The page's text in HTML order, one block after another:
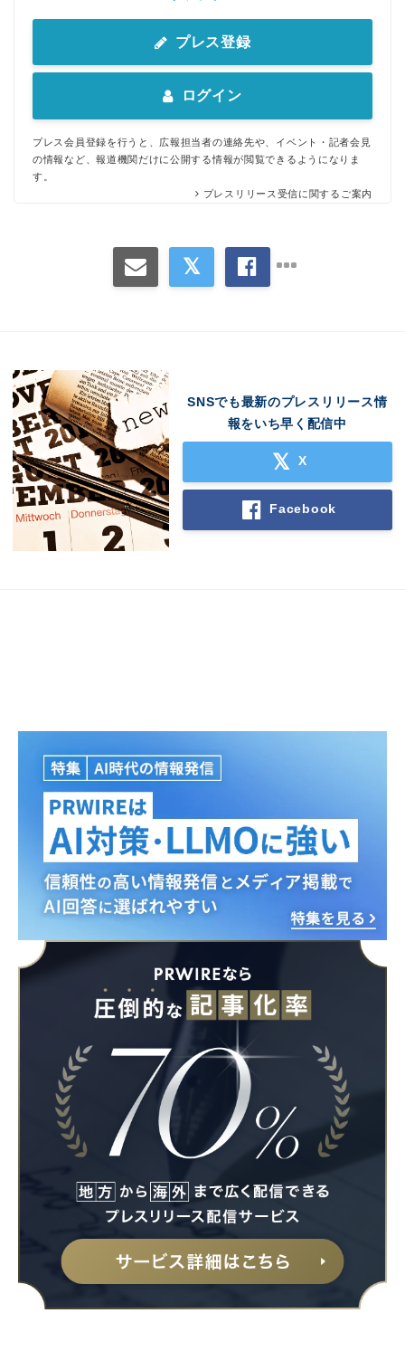
プレス登録
ログイン
プレス会員登録を行うと、広報担当者の連絡先や、イベント・記者会見
の情報など、報道機関だけに公開する情報が閲覧できるようになりま
す。
プレスリリース受信に関するご案内
SNSでも最新のプレスリリース情
報をいち早く配信中
X
Facebook
Japanese
English